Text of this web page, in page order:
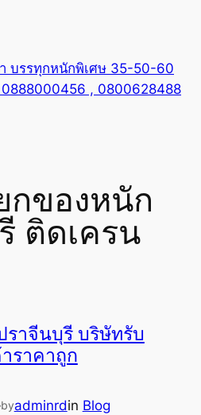
า บรรทุกหนักพิเศษ 35-50-60
, 0800628488
กของหนัก
ติดเครน
าจีนบุรี บริษัทรับ
ราคาถูก
byadminrdin Blog